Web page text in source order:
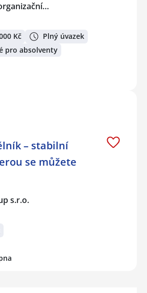
Kč
Plný úvazek
pro absolventy
– stabilní
se můžete
s.r.o.